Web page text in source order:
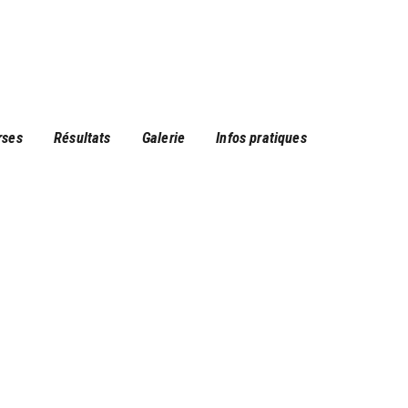
Résultats Galerie Infos pratiques